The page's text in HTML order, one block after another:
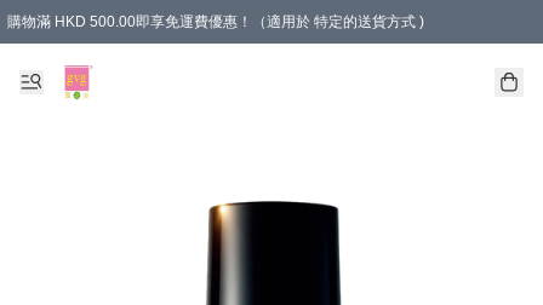
購物滿 HKD 500.00即享免運費優惠！（適用於 特定的送貨方式 )